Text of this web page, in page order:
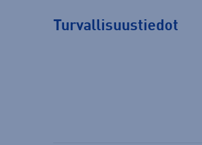
Turvallisuustiedot